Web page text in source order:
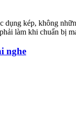
dụng kép, không
làm khi chuẩn bị
nghe